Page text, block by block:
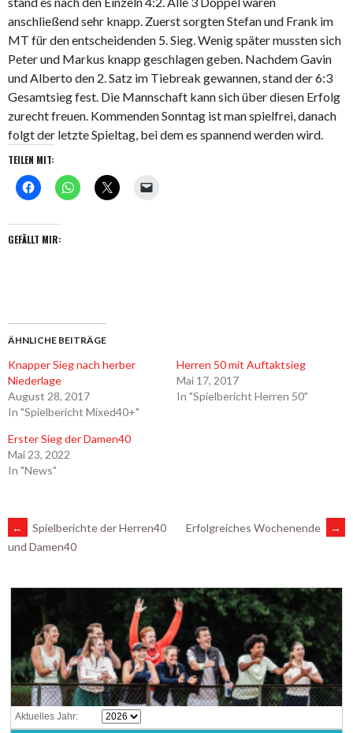
anschließend sehr knapp. Zuerst sorgten Stefan und Frank im
MT für den entscheidenden 5. Sieg. Wenig später mussten sich
Peter und Markus knapp geschlagen geben. Nachdem Gavin
und Alberto den 2. Satz im Tiebreak gewannen, stand der 6:3
Gesamtsieg fest. Die Mannschaft kann sich über diesen Erfolg
zurecht freuen. Kommenden Sonntag ist man spielfrei, danach
folgt der letzte Spieltag, bei dem es spannend werden wird.
TEILEN MIT:
GEFÄLLT MIR:
ÄHNLICHE BEITRÄGE
Knapper Sieg nach herber
Niederlage
August 28, 2017
In "Spielbericht Mixed40+"
Herren 50 mit Auftaktsieg
Mai 17, 2017
In "Spielbericht Herren 50"
Erster Sieg der Damen40
Mai 23, 2022
In "News"
ARTIKEL-
NAVIGATION
←
Spielberichte der Herren40
und Damen40
Erfolgreiches Wochenende →